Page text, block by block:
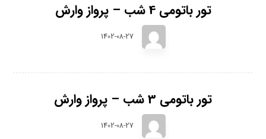
تور باتومی 4 شب – پرواز وارش
1402-08-27
تور باتومی 3 شب – پرواز وارش
1402-08-27